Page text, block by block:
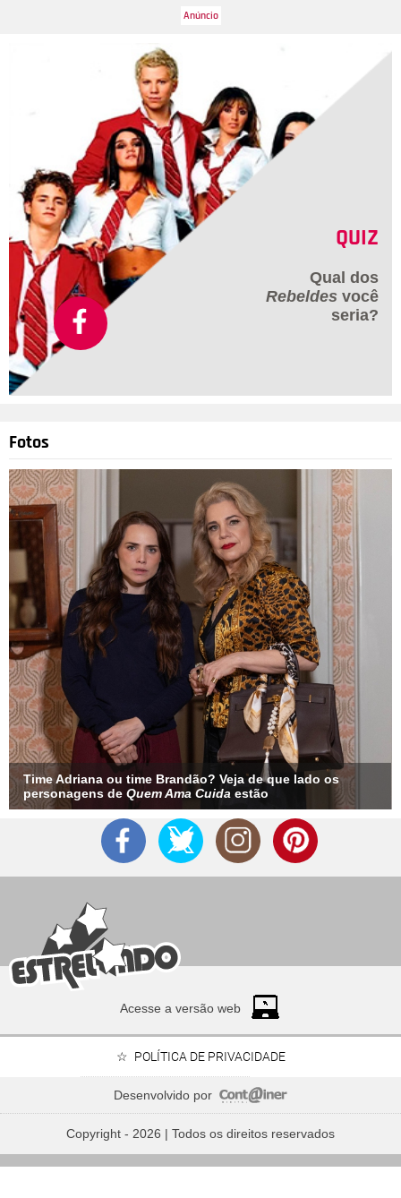
QUIZ
Qual dos
Rebeldes você
seria?
Fotos
Time Adriana ou time Brandão? Veja de que lado os
personagens de Quem Ama Cuida estão
saiba quem são seus afilhados
Acesse a versão web
POLÍTICA DE PRIVACIDADE
Desenvolvido por
Copyright - 2026 | Todos os direitos reservados